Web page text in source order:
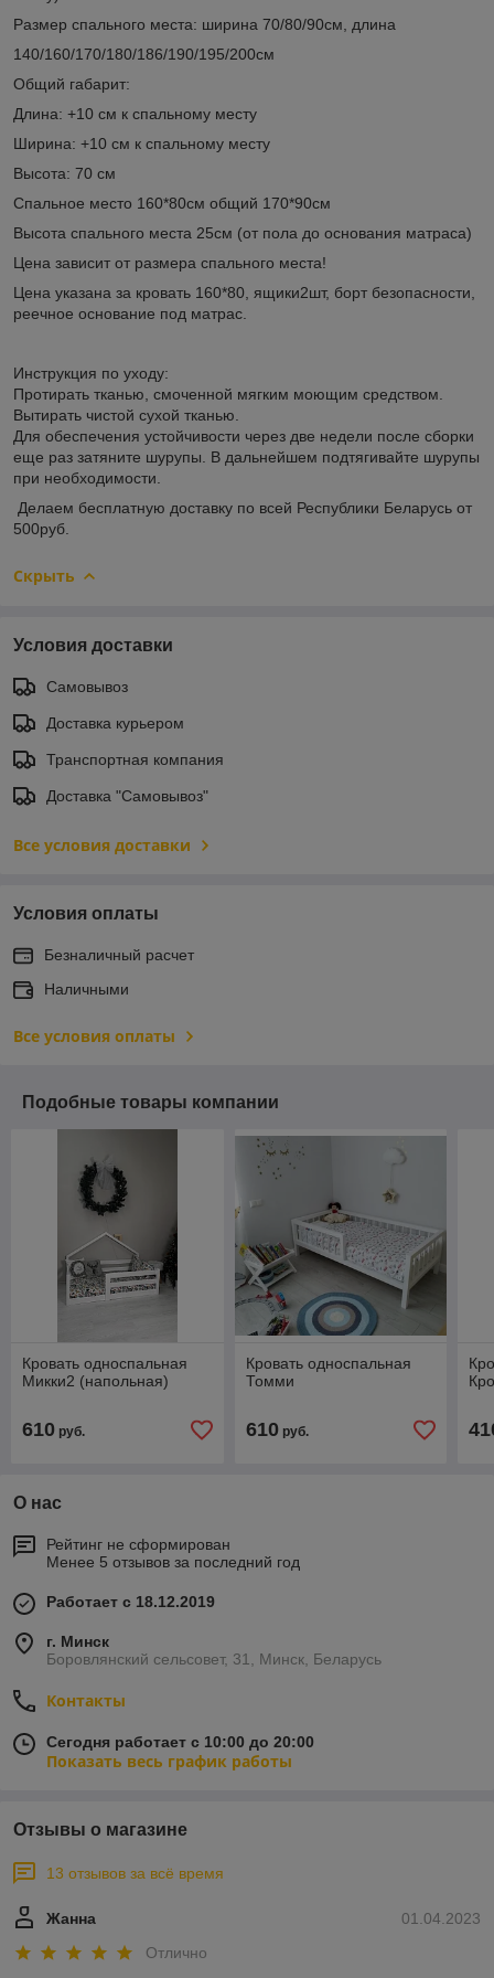
Размер спального места: ширина 70/80/90см, длина
140/160/170/180/186/190/195/200см
Общий габарит:
Длина: +10 см к спальному месту
Ширина: +10 см к спальному месту
Высота: 70 см
Спальное место 160*80см общий 170*90см
Высота спального места 25см (от пола до основания матраса)
Цена зависит от размера спального места!
Цена указана за кровать 160*80, ящики2шт, борт безопасности,
реечное основание под матрас.
Инструкция по уходу:
Протирать тканью, смоченной мягким моющим средством.
Вытирать чистой сухой тканью.
Для обеспечения устойчивости через две недели после сборки
еще раз затяните шурупы. В дальнейшем подтягивайте шурупы
при необходимости.
Делаем бесплатную доставку по всей Республики Беларусь от
500руб.
Скрыть
Условия доставки
Самовывоз
Доставка курьером
Транспортная компания
Доставка "Самовывоз"
Все условия доставки
Условия оплаты
Безналичный расчет
Наличными
Все условия оплаты
Подобные товары компании
Кровать односпальная
Микки2 (напольная)
610 руб.
Кровать односпальная
Томми
610руб.
О нас
Рейтинг не сформирован
Менее 5 отзывов за последний год
Работает с 18.12.2019
г. Минск
Боровлянский сельсовет, 31, Минск, Беларусь
Контакты
Сегодня работает с 10:00 до 20:00
Показать весь график работы
Отзывы о магазине
13 отзывов за всё время
01.04.2023
Жанна
Отлично